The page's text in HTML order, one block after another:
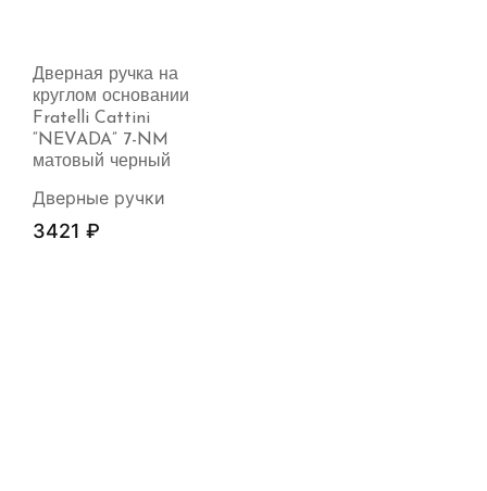
Дверная ручка на
круглом основании
Fratelli Cattini
“NEVADA” 7-NM
матовый черный
Дверные ручки
3421 ₽